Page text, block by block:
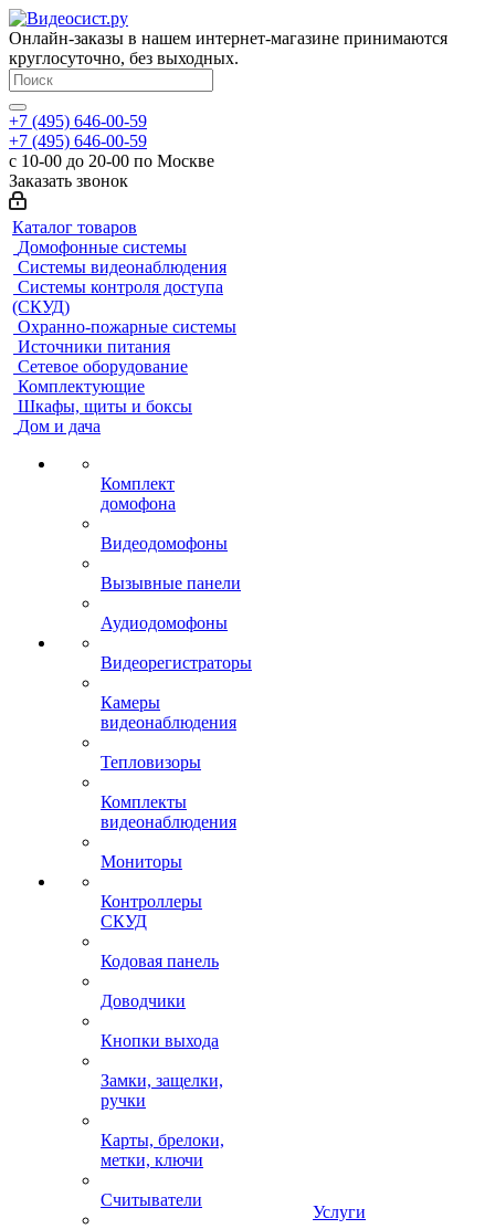
Онлайн-заказы в нашем интернет-магазине принимаются
круглосуточно, без выходных.
+7 (495) 646-00-59
+7 (495) 646-00-59
с 10-00 до 20-00 по Москве
Заказать звонок
Каталог товаров
Домофонные системы
Системы видеонаблюдения
Системы контроля доступа
(СКУД)
Охранно-пожарные системы
Источники питания
Сетевое оборудование
Комплектующие
Шкафы, щиты и боксы
Дом и дача
Комплект
домофона
Видеодомофоны
Вызывные панели
Аудиодомофоны
Видеорегистраторы
Камеры
видеонаблюдения
Тепловизоры
Комплекты
видеонаблюдения
Мониторы
Контроллеры
СКУД
Кодовая панель
Доводчики
Кнопки выхода
Замки, защелки,
ручки
Карты, брелоки,
метки, ключи
Считыватели
Услуги